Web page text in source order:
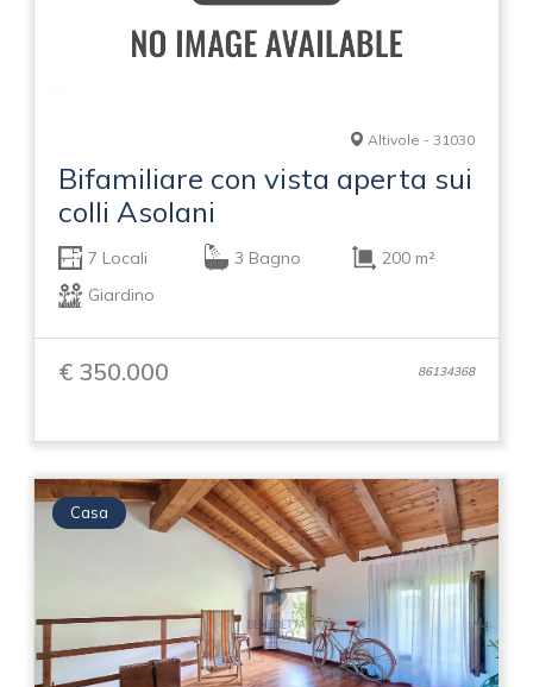
Altivole - 31030
Bifamiliare con vista aperta sui
colli Asolani
7 Locali 3 Bagno
200 m²
Giardino
€ 350.000 86134368
Casa